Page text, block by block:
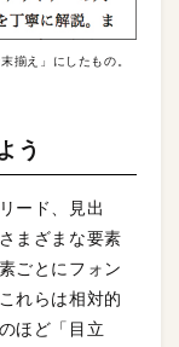
揃え」にしたもの。
う
ード、見出
まざまな要素
ごとにフォン
れらは相対的
ほど「目立